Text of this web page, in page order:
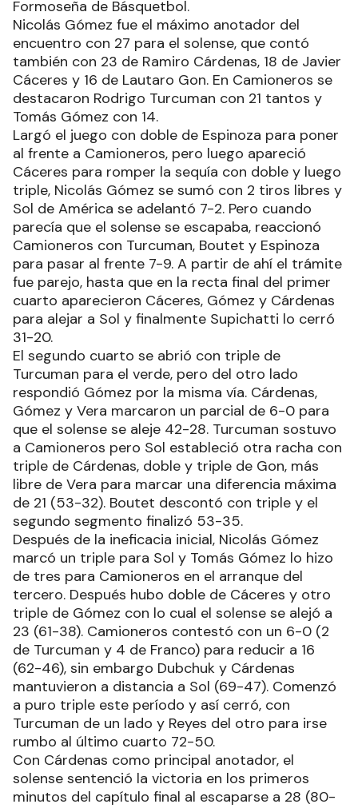
Formoseña de Básquetbol.
Nicolás Gómez fue el máximo anotador del
encuentro con 27 para el solense, que contó
también con 23 de Ramiro Cárdenas, 18 de Javier
Cáceres y 16 de Lautaro Gon. En Camioneros se
destacaron Rodrigo Turcuman con 21 tantos y
Tomás Gómez con 14.
Largó el juego con doble de Espinoza para poner
al frente a Camioneros, pero luego apareció
Cáceres para romper la sequía con doble y luego
triple, Nicolás Gómez se sumó con 2 tiros libres y
Sol de América se adelantó 7-2. Pero cuando
parecía que el solense se escapaba, reaccionó
Camioneros con Turcuman, Boutet y Espinoza
para pasar al frente 7-9. A partir de ahí el trámite
fue parejo, hasta que en la recta final del primer
cuarto aparecieron Cáceres, Gómez y Cárdenas
para alejar a Sol y finalmente Supichatti lo cerró
31-20.
El segundo cuarto se abrió con triple de
Turcuman para el verde, pero del otro lado
respondió Gómez por la misma vía. Cárdenas,
Gómez y Vera marcaron un parcial de 6-0 para
que el solense se aleje 42-28. Turcuman sostuvo
a Camioneros pero Sol estableció otra racha con
triple de Cárdenas, doble y triple de Gon, más
libre de Vera para marcar una diferencia máxima
de 21 (53-32). Boutet descontó con triple y el
segundo segmento finalizó 53-35.
Después de la ineficacia inicial, Nicolás Gómez
marcó un triple para Sol y Tomás Gómez lo hizo
de tres para Camioneros en el arranque del
tercero. Después hubo doble de Cáceres y otro
triple de Gómez con lo cual el solense se alejó a
23 (61-38). Camioneros contestó con un 6-0 (2
de Turcuman y 4 de Franco) para reducir a 16
(62-46), sin embargo Dubchuk y Cárdenas
mantuvieron a distancia a Sol (69-47). Comenzó
a puro triple este período y así cerró, con
Turcuman de un lado y Reyes del otro para irse
rumbo al último cuarto 72-50.
Con Cárdenas como principal anotador, el
solense sentenció la victoria en los primeros
minutos del capítulo final al escaparse a 28 (80-